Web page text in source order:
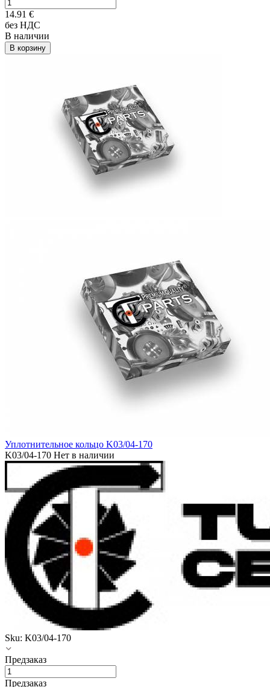
14.91 €
без НДС
В наличии
В корзину
Уплотнительное кольцо K03/04-170
K03/04-170 Нет в наличии
Sku: K03/04-170
Предзаказ
Предзаказ